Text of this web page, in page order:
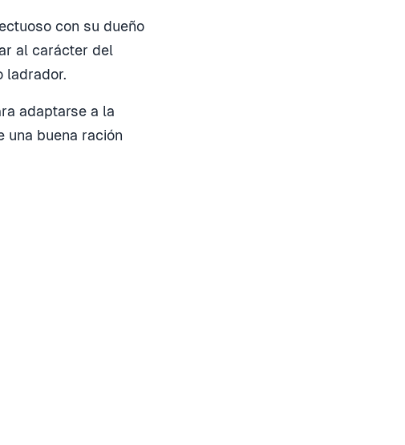
con su dueño
al carácter del
ladrador.
adaptarse a la
una buena ración